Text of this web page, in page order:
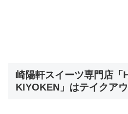
崎陽軒スイーツ専門店「
KIYOKEN」はテイクア